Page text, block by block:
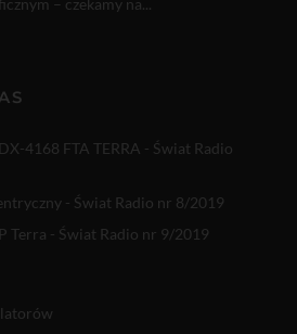
– czekamy na...
4168 FTA TERRA - Świat Radio
- Świat Radio nr 8/2019
Terra - Świat Radio nr 9/2019